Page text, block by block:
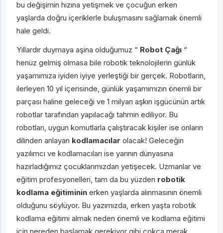
bu değişimin hızına yetişmek ve çocuğun erken
yaşlarda doğru içeriklerle buluşmasını sağlamak önemli
hale geldi.
Yıllardır duymaya aşina olduğumuz “ Robot Çağı “
henüz gelmiş olmasa bile robotik teknolojilerin günlük
yaşamımıza iyiden iyiye yerleştiği bir gerçek. Robotların,
ilerleyen 10 yıl içerisinde, günlük yaşamımızın önemli bir
parçası haline geleceği ve 1 milyarı aşkın işgücünün artık
robotlar tarafından yapılacağı tahmin ediliyor. Bu
robotları, uygun komutlarla çalıştıracak kişiler ise onların
dilinden anlayan kodlamacılar olacak! Geleceğin
yazılımcı ve kodlamacıları ise yarının dünyasına
hazırladığımız çocuklarımızdan yetişecek. Uzmanlar ve
eğitim profesyonelleri, tam da bu yüzden robotik
kodlama eğitiminin erken yaşlarda alınmasının önemli
olduğunu söylüyor. Bu yazımızda, erken yaşta robotik
kodlama eğitimi almak neden önemli ve kodlama eğitimi